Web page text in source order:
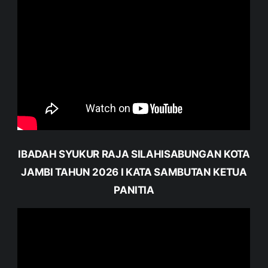
IBADAH SYUKUR RAJA SILAHISABUNGAN KOTA
JAMBI TAHUN 2026 I KATA SAMBUTAN KETUA
PANITIA